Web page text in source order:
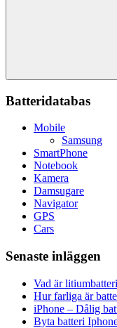
Batteridatabas
Mobile
Samsung
SmartPhone
Notebook
Kamera
Damsugare
Navigator
GPS
Cars
Senaste inläggen
Vad är
Hur farliga är
iPhone – Dålig
Byta batteri